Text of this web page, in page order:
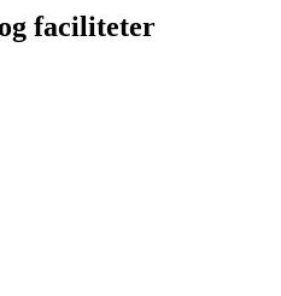
faciliteter